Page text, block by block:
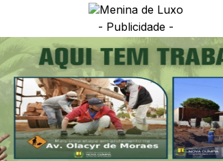
- Publicidade -